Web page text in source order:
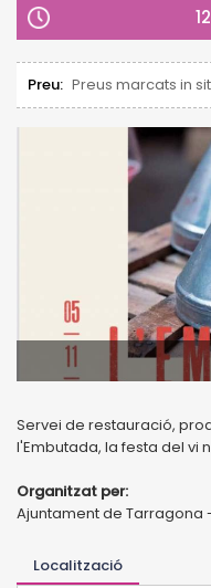
Preu: Preus marcats in
Servei de restauració,
l'Embutada, la festa del vi
Organitzat per:
Ajuntament de Tarragona
Localització